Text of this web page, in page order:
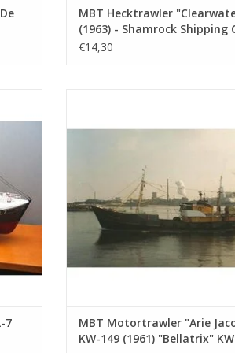
MBT Hecktrawler
(1963) - Shamrock Shipping
Dublin - Bauzeichnung
€14,30
7
Maßstab 1 : 100 (10.13.009)
MBT Motortrawler "Arie
KW-149 (1961) "Bellatrix"